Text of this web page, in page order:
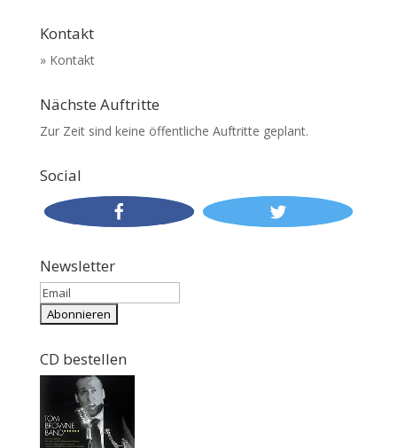
Kontakt
» Kontakt
Nächste Auftritte
Zur Zeit sind keine öffentliche Auftritte geplant.
Social
Newsletter
CD bestellen